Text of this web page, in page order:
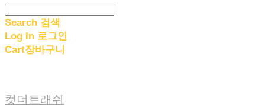
Search 검색
Log In 로그인
Cart장바구니
컷더트래쉬